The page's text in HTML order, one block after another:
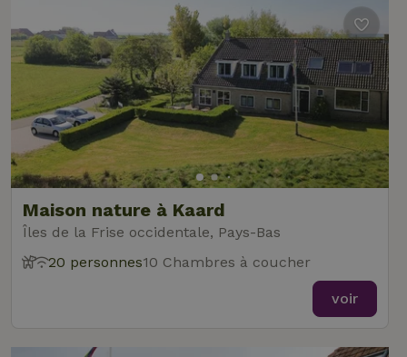
Maison nature à Kaard
Îles de la Frise occidentale, Pays-Bas
20 personnes10 Chambres à coucher
voir